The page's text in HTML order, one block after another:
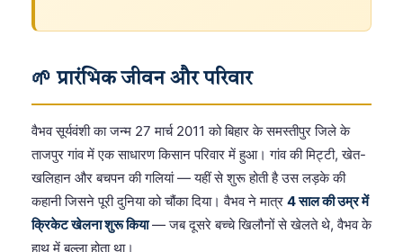
🌱 प्रारंभिक जीवन और परिवार
वैभव सूर्यवंशी का जन्म 27 मार्च 2011 को बिहार के समस्तीपुर जिले के
ताजपुर गांव में एक साधारण किसान परिवार में हुआ। गांव की मिट्टी, खेत-
खलिहान और बचपन की गलियां — यहीं से शुरू होती है उस लड़के की
कहानी जिसने पूरी दुनिया को चौंका दिया। वैभव ने मात्र 4 साल की उम्र में
क्रिकेट खेलना शुरू किया— जब दूसरे बच्चे खिलौनों से खेलते थे, वैभव के
हाथ में बल्ला होता था।